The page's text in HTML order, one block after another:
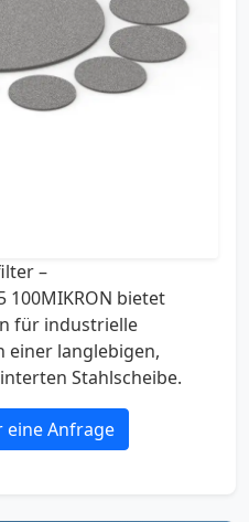
–
100MIKRON bietet
für industrielle
einer langlebigen,
Stahlscheibe.
eine Anfrage